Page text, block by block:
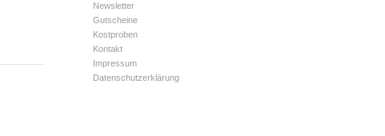
Newsletter
Gutscheine
Kostproben
Kontakt
Impressum
Datenschutzerklärung